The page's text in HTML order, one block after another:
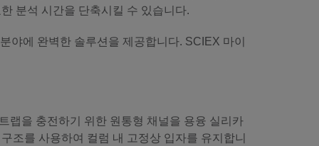
분석 시간을 단축시킬 수 있습니다.
야에 완벽한 솔루션을 제공합니다. SCIEX 마이
랩을 충전하기 위한 원통형 채널을 용융 실리카
조를 사용하여 컬럼 내 고정상 입자를 유지합니